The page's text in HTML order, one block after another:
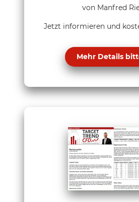
von Manfred
Jetzt informieren und
Mehr Details